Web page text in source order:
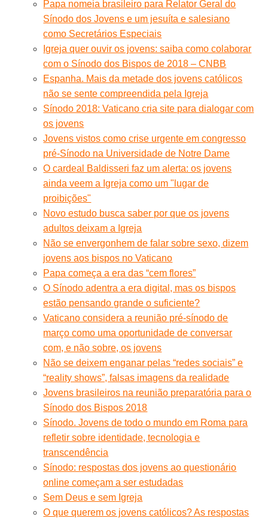
Papa nomeia brasileiro para Relator Geral do
Sínodo dos Jovens e um jesuíta e salesiano
como Secretários Especiais
Igreja quer ouvir os jovens: saiba como colaborar
com o Sínodo dos Bispos de 2018 – CNBB
Espanha. Mais da metade dos jovens católicos
não se sente compreendida pela Igreja
Sínodo 2018: Vaticano cria site para dialogar com
os jovens
Jovens vistos como crise urgente em congresso
pré-Sínodo na Universidade de Notre Dame
O cardeal Baldisseri faz um alerta: os jovens
ainda veem a Igreja como um "lugar de
proibições"
Novo estudo busca saber por que os jovens
adultos deixam a Igreja
Não se envergonhem de falar sobre sexo, dizem
jovens aos bispos no Vaticano
Papa começa a era das “cem flores”
O Sínodo adentra a era digital, mas os bispos
estão pensando grande o suficiente?
Vaticano considera a reunião pré-sínodo de
março como uma oportunidade de conversar
com, e não sobre, os jovens
Não se deixem enganar pelas “redes sociais” e
“reality shows”, falsas imagens da realidade
Jovens brasileiros na reunião preparatória para o
Sínodo dos Bispos 2018
Sínodo. Jovens de todo o mundo em Roma para
refletir sobre identidade, tecnologia e
transcendência
Sínodo: respostas dos jovens ao questionário
online começam a ser estudadas
Sem Deus e sem Igreja
O que querem os jovens católicos? As respostas